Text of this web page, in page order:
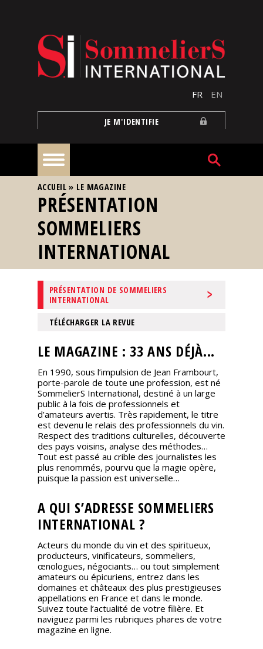
FR EN
JE M'IDENTIFIE
À
la
une
Reportages
Nos
événements
Spiritueux
de
dégustation
Sommelleries
Le
magazine
Télécharger
la
Revue
VOUS ÊTES ICI
ACCUEIL » LE MAGAZINE
PRÉSENTATION
SOMMELIERS
INTERNATIONAL
LE MAGAZINE : 33 ANS DÉJÀ...
En 1990, sous l’impulsion de Jean Frambourt,
porte-parole de toute une profession, est né
SommelierS International, destiné à un large
public à la fois de professionnels et
d’amateurs avertis. Très rapidement, le titre
est devenu le relais des professionnels du vin.
Respect des traditions culturelles, découverte
des pays voisins, analyse des méthodes…
Tout est passé au crible des journalistes les
plus renommés, pourvu que la magie opère,
puisque la passion est universelle…
A QUI S’ADRESSE SOMMELIERS
INTERNATIONAL ?
Acteurs du monde du vin et des spiritueux,
producteurs, vinificateurs, sommeliers,
œnologues, négociants… ou tout simplement
amateurs ou épicuriens, entrez dans les
domaines et châteaux des plus prestigieuses
appellations en France et dans le monde.
Suivez toute l’actualité de votre filière. Et
naviguez parmi les rubriques phares de votre
magazine en ligne.
PRÉSENTATION DE SOMMELIERS
INTERNATIONAL
TÉLÉCHARGER LA REVUE